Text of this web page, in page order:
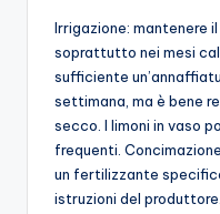
Irrigazione: mantenere
soprattutto nei mesi
sufficiente
settimana, ma è bene
secco. I limoni in vaso
frequenti.
un fertilizzante
istruzioni del